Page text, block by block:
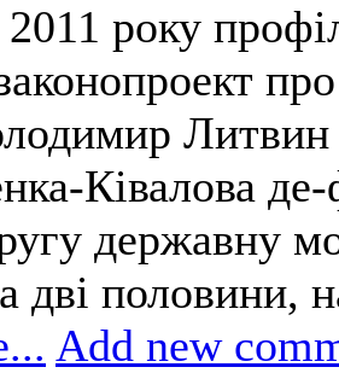
року
Литвин
Ківалова
державну
дві половини,
Add new